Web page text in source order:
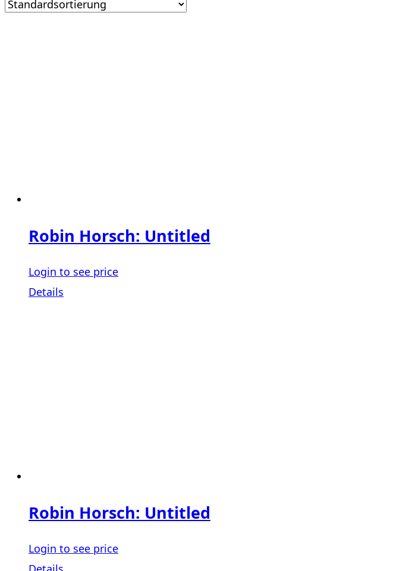
Robin Horsch: Untitled
Login to see price
Details
Robin Horsch: Untitled
Login to see price